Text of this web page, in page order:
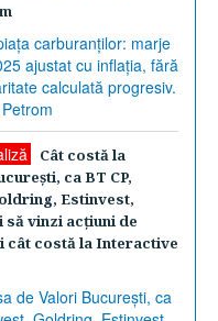
Cât costă la
ca BT CP,
Estinvest,
vinzi acţiuni de
cât costă la Interactive